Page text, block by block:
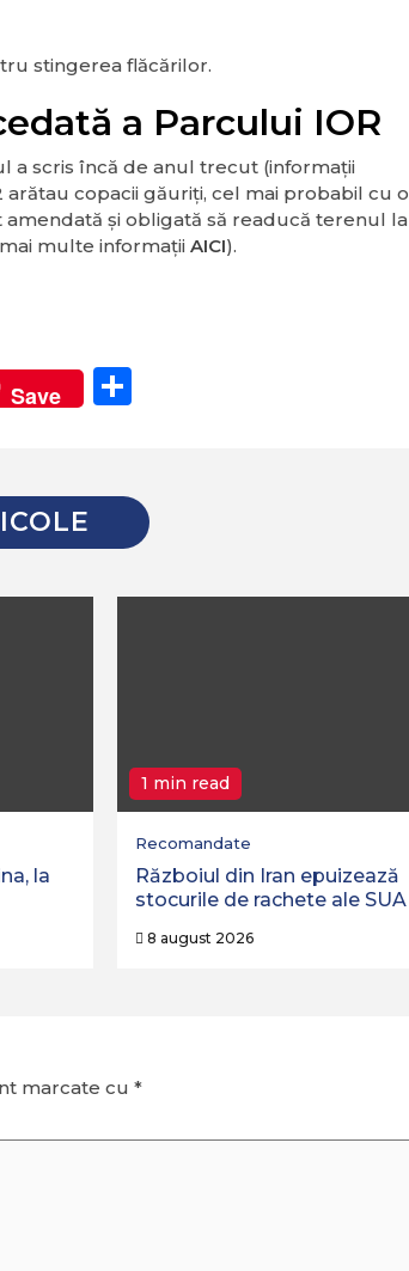
stingerea flăcărilor.
a Parcului IOR
a scris încă de anul trecut (informații
copacii găuriți, cel mai probabil cu o
și obligată să readucă terenul la
multe informații AICI).
Save
la
1 min read
Recomandate
Războiul din Iran epuizează
stocurile de rachete ale SUA
8 august 2026
marcate cu *